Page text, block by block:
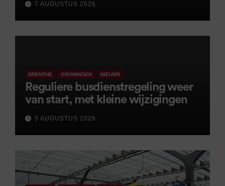
7 AUGUSTUS 2026
DRENTHE GRONINGEN NIEUWS
Reguliere busdienstregeling weer
van start, met kleine wijzigingen
5 AUGUSTUS 2026